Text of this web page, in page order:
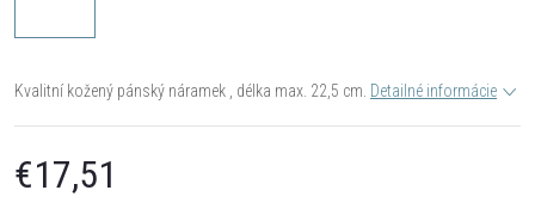
Kvalitní kožený pánský náramek , délka max. 22,5 cm. Detailné informácie
€17,51